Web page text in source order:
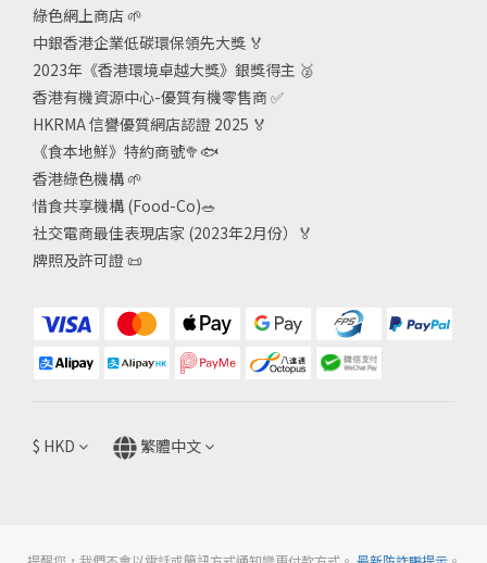
綠色網上商店 🌱
中銀香港企業低碳環保領先大獎 🏅
2023年《香港環境卓越大獎》銀獎得主 🥈
香港有機資源中心-優質有機零售商✅
HKRMA 信譽優質網店認證 2025 🏅
《食本地鮮》特約商號🥦🐟
香港綠色機構 🌱
惜食共享機構 (Food-Co)🥗
社交電商最佳表現店家 (2023年2月份）🏅
牌照及許可證 📜
$ HKD 繁體中文